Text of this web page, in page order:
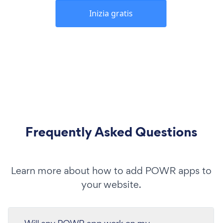
Inizia gratis
Frequently Asked Questions
Learn more about how to add POWR apps to
your website.